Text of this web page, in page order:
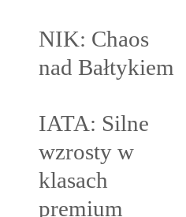
NIK: Chaos
nad Bałtykiem
IATA: Silne
wzrosty w
klasach
premium